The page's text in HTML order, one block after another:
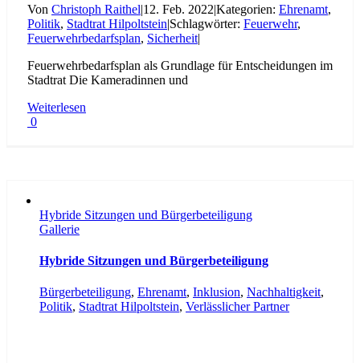
Von Christoph Raithel|12. Feb. 2022|Kategorien: Ehrenamt,
Politik, Stadtrat Hilpoltstein|Schlagwörter: Feuerwehr,
Feuerwehrbedarfsplan, Sicherheit|
Feuerwehrbedarfsplan als Grundlage für Entscheidungen im
Stadtrat Die Kameradinnen und
Weiterlesen
0
Hybride Sitzungen und Bürgerbeteiligung
Gallerie
Hybride Sitzungen und Bürgerbeteiligung
Bürgerbeteiligung, Ehrenamt, Inklusion, Nachhaltigkeit,
Politik, Stadtrat Hilpoltstein, Verlässlicher Partner